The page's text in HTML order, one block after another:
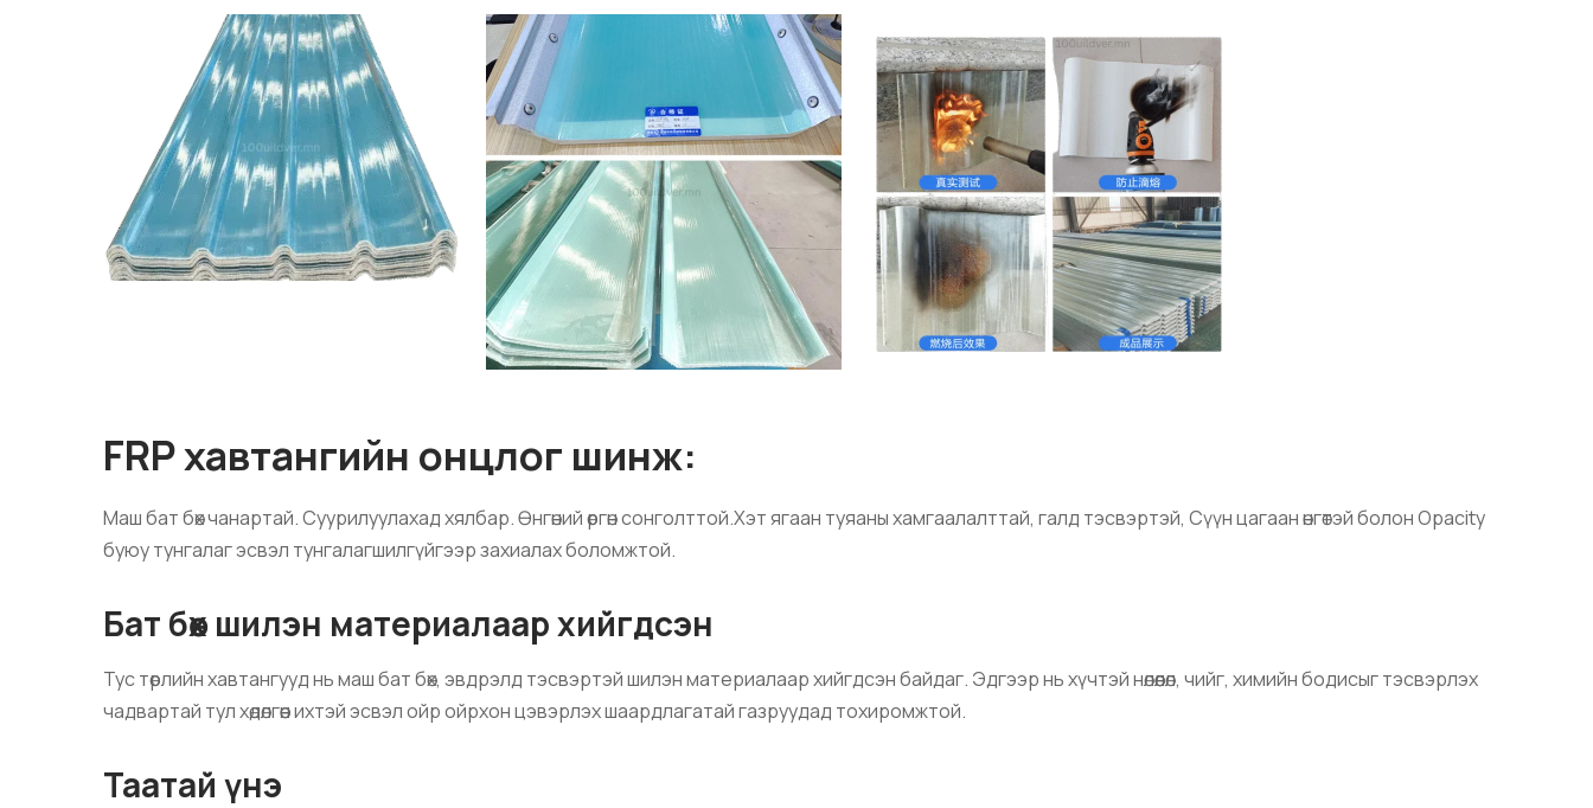
FRP хавтангийн онцлог шинж:
Маш бат бөх чанартай. Суурилуулахад хялбар. Өнгөний өргөн сонголттой.Хэт ягаан туяаны хамгаалалттай, галд тэсвэртэй, Сүүн цагаан өнгөтэй болон Opacity
буюу тунгалаг эсвэл тунгалагшилгүйгээр захиалах боломжтой.
Бат бөх шилэн материалаар хийгдсэн
Тус төрлийн хавтангууд нь маш бат бөх, эвдрэлд тэсвэртэй шилэн материалаар хийгдсэн байдаг. Эдгээр нь хүчтэй нөлөөлөл, чийг, химийн бодисыг тэсвэрлэх
чадвартай тул хөдөлгөөн ихтэй эсвэл ойр ойрхон цэвэрлэх шаардлагатай газруудад тохиромжтой.
Таатай үнэ